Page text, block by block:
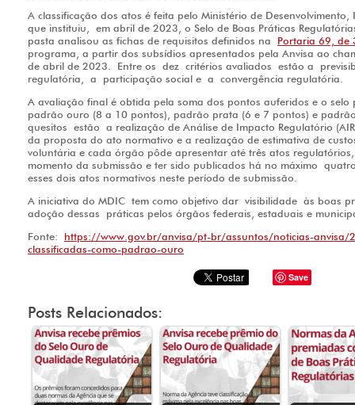
A classificação dos atos é feita pelo Ministério de Desenvolvimento,
que instituiu, em abril de 2023, o Selo de Boas Práticas
pasta analisou as fichas de requisitos definidos na Portaria 69, de
programa, a partir dos subsídios apresentados pela Anvisa ao
de abril de 2023. Entre os dez critérios avaliados estão a
regulatória, a participação social e a convergência regulatória.
A avaliação final é obtida pela soma dos pontos auferidos e o selo
padrão ouro (8 a 10 pontos), padrão prata (6 e 7 pontos) e
quesitos estão a realização de Análise de Impacto Regulatório
da proposta do ato normativo e a realização de estimativa de
voluntária e cada órgão pôde apresentar até três atos regulatórios
momento da submissão e ter sido publicados há no máximo
esses dois atos normativos neste período de submissão.
A iniciativa do MDIC tem como objetivo dar visibilidade às boas
adoção dessas práticas pelos órgãos federais, estaduais e
Fonte: https://www.gov.br/anvisa/pt-br/assuntos/noticias-anvisa/
classificadas-como-padrao-ouro
Save
Posts Relacionados: